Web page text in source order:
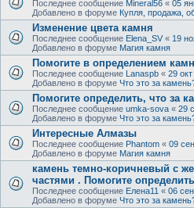
Последнее сообщение Mineral56 « 05
Добавлено в форуме Купля, продажа,
Изменение цвета камня
Последнее сообщение Elena_SV « 19
Добавлено в форуме Магия камня
Помогите в определением
Последнее сообщение Lanaspb « 29
Добавлено в форуме Что это за
Помогите определить, что за
Последнее сообщение umka-sova « 29
Добавлено в форуме Что это за
Интересные Алмазы
Последнее сообщение Phantom « 09
Добавлено в форуме Магия камня
камень темно-коричневый с
частями . Помогите
Последнее сообщение Елена11 « 06
Добавлено в форуме Что это за